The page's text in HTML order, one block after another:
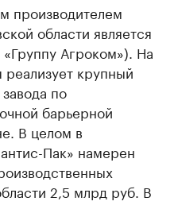
производителем
области является
«Группу Агроком»). На
крупный
по
барьерной
В целом в
Пак» намерен
2,5 млрд руб. В